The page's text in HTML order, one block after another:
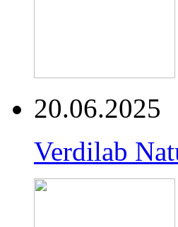
20.06.2025
Verdilab